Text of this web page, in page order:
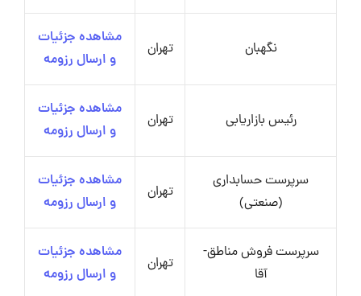
نگهبان تهران
مشاهده جزئیات
و ارسال رزومه
رئیس بازاریابی تهران
مشاهده جزئیات
و ارسال رزومه
سرپرست حسابداری
(صنعتی)
تهران
مشاهده جزئیات
و ارسال رزومه
سرپرست فروش مناطق-
آقا
تهران
مشاهده جزئیات
و ارسال رزومه